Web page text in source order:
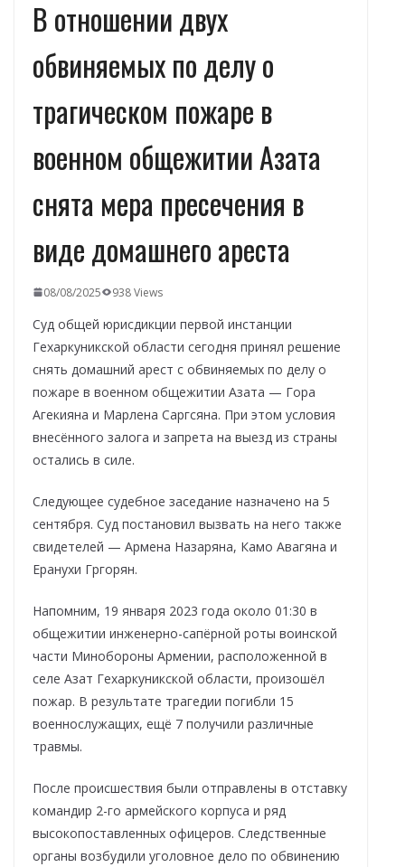
В отношении двух
обвиняемых по делу о
трагическом пожаре в
военном общежитии Азата
снята мера пресечения в
виде домашнего ареста
08/08/2025 938 Views
Суд общей юрисдикции первой инстанции
Гехаркуникской области сегодня принял решение
снять домашний арест с обвиняемых по делу о
пожаре в военном общежитии Азата — Гора
Агекияна и Марлена Саргсяна. При этом условия
внесённого залога и запрета на выезд из страны
остались в силе.
Следующее судебное заседание назначено на 5
сентября. Суд постановил вызвать на него также
свидетелей — Армена Назаряна, Камо Авагяна и
Еранухи Гргорян.
Напомним, 19 января 2023 года около 01:30 в
общежитии инженерно-сапёрной роты воинской
части Минобороны Армении, расположенной в
селе Азат Гехаркуникской области, произошёл
пожар. В результате трагедии погибли 15
военнослужащих, ещё 7 получили различные
травмы.
После происшествия были отправлены в отставку
командир 2-го армейского корпуса и ряд
высокопоставленных офицеров. Следственные
органы возбудили уголовное дело по обвинению